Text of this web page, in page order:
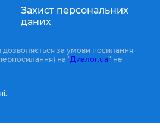
Захист персональних
даних
дозволяється за умови посилання
на "Диалог.ua" не